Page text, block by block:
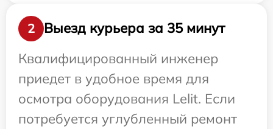
2
Выезд курьера за 35 минут
Квалифицированный инженер
приедет в удобное время для
осмотра оборудования Lelit. Если
потребуется углубленный ремонт